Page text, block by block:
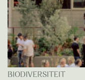
BIODIVERSITEIT